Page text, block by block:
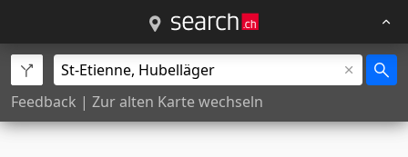
Feedback | Zur alten Karte wechseln